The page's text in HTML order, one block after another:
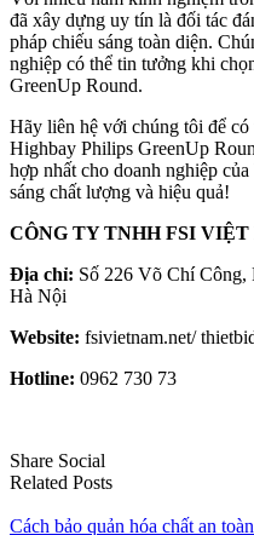
đã xây dựng uy tín là đối tác
pháp chiếu sáng toàn diện.
nghiệp có thể tin tưởng khi
GreenUp Round.
Hãy liên hệ với chúng tôi để
Highbay Philips GreenUp
hợp nhất cho doanh nghiệp
sáng chất lượng và hiệu quả!
CÔNG TY TNHH FSI
Địa chỉ: Số 226 Võ Chí Công,
Hà Nội
Website: fsivietnam.net/
Hotline: 0962 730 73
Share Social
Related Posts
Cách bảo quản hóa chất an